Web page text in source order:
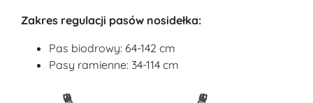
Zakres regulacji pasów nosidełka:
Pas biodrowy: 64-142 cm
Pasy ramienne: 34-114 cm